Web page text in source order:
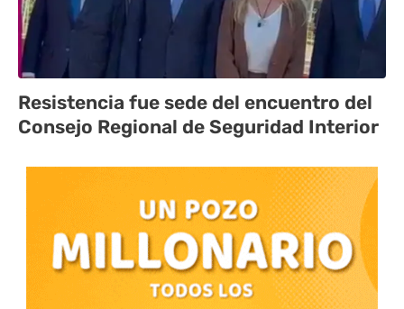
Resistencia fue sede del encuentro del
Consejo Regional de Seguridad Interior